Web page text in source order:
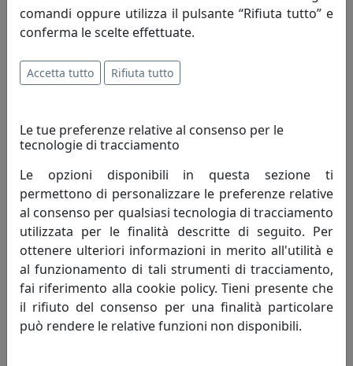
mercato, opera alla ricerca di un costante
miglioramento degli articoli proposti e del servizio
ogni cliente.
livello di conoscenza attuale, perfeziona un processo
migliorando quindi il tenore di vita dell'uomo.
Innovazione è cambiamento che genera progresso
umano; porta con sé valori e risultati positivi, mai
negativi.
Creatività - è un termine che indica l'arte o la capacità di
creare e inventare."Creatività è unire elementi esistenti
con connessioni nuove, che siano utili" - Henri Poincaré.
La creatività si fonda sulla profonda conoscenza delle
regole da superare, non può svilupparsi in assenza di
competenze preliminari. Caratteristiche della
comandi oppure utilizza il pulsante “Rifiuta tutto” e
conferma le scelte effettuate.
Accetta tutto Rifiuta tutto
Le tue preferenze relative al consenso per le
tecnologie di tracciamento
Le opzioni disponibili in questa sezione ti
permettono di personalizzare le preferenze relative
al consenso per qualsiasi tecnologia di tracciamento
utilizzata per le finalità descritte di seguito. Per
ottenere ulteriori informazioni in merito all'utilità e
al funzionamento di tali strumenti di tracciamento,
fai riferimento alla cookie policy. Tieni presente che
il rifiuto del consenso per una finalità particolare
può rendere le relative funzioni non disponibili.